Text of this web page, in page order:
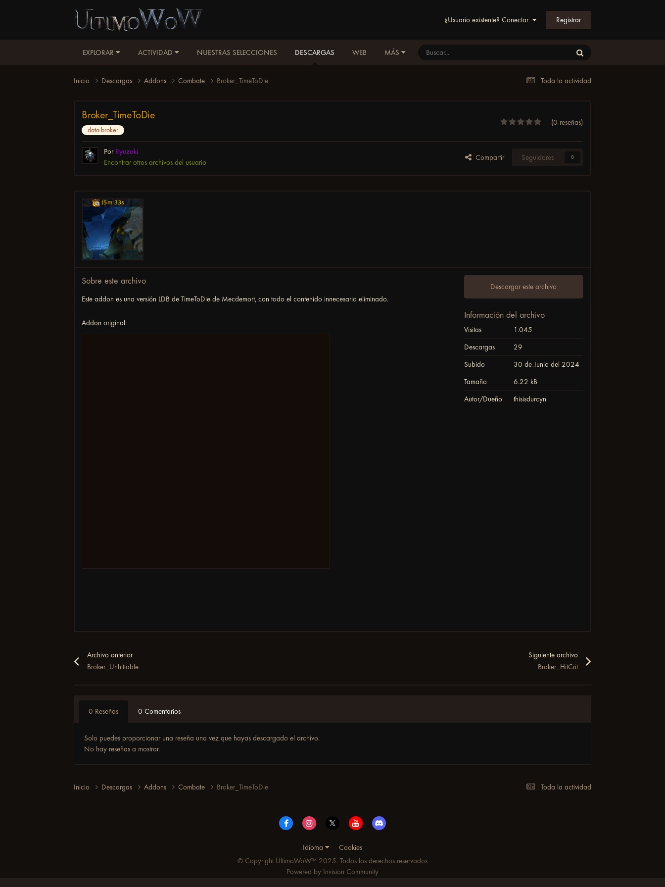
¿Usuario existente? Conectar Registrar
EXPLORAR ACTIVIDAD NUESTRAS SELECCIONES DESCARGAS WEB MÁS
Toda la actividad
Inicio Descargas Addons Combate Broker_TimeToDie
Broker_TimeToDie
data-broker
(0 reseñas)
Por Ryuzaki
Encontrar otros archivos del usuario
Compartir Seguidores 0
Sobre este archivo
Este addon es una versión LDB de TimeToDie de Mecdemort, con todo el contenido innecesario eliminado.
Addon original:
Descargar este archivo
Información del archivo
Visitas
1.045
Descargas
29
Subido
30 de Junio del 2024
Tamaño
6.22 kB
Autor/Dueño
thisisdurcyn
Archivo anterior
Broker_Unhittable
Siguiente archivo
Broker_HitCrit
0 Reseñas 0 Comentarios
Solo puedes proporcionar una reseña una vez que hayas descargado el archivo.
No hay reseñas a mostrar.
Toda la actividad
Inicio Descargas Addons Combate Broker_TimeToDie
Idioma
Cookies
© Copyright UltimoWoW™ 2025. Todos los derechos reservados
Powered by Invision Community